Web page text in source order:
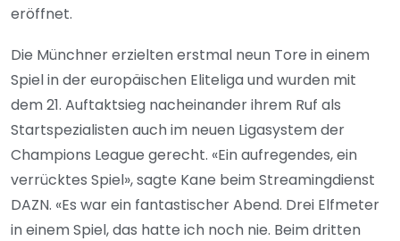
eröffnet.
Die Münchner erzielten erstmal neun Tore in einem
Spiel in der europäischen Eliteliga und wurden mit
dem 21. Auftaktsieg nacheinander ihrem Ruf als
Startspezialisten auch im neuen Ligasystem der
Champions League gerecht. «Ein aufregendes, ein
verrücktes Spiel», sagte Kane beim Streamingdienst
DAZN. «Es war ein fantastischer Abend. Drei Elfmeter
in einem Spiel, das hatte ich noch nie. Beim dritten